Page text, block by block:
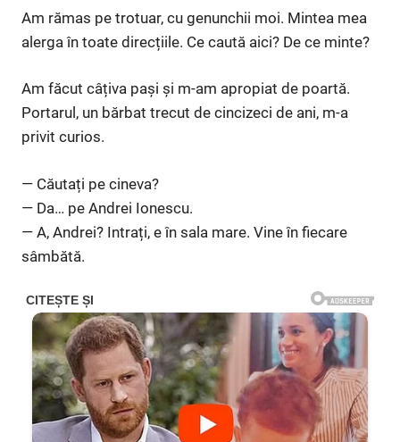
Am rămas pe trotuar, cu genunchii moi. Mintea mea
alerga în toate direcțiile. Ce caută aici? De ce minte?
Am făcut câțiva pași și m-am apropiat de poartă.
Portarul, un bărbat trecut de cincizeci de ani, m-a
privit curios.
— Căutați pe cineva?
— Da… pe Andrei Ionescu.
— A, Andrei? Intrați, e în sala mare. Vine în fiecare
sâmbătă.